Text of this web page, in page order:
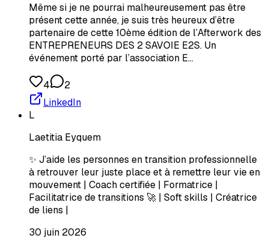
Même si je ne pourrai malheureusement pas être
présent cette année, je suis très heureux d’être
partenaire de cette 10ème édition de l’Afterwork des
ENTREPRENEURS DES 2 SAVOIE E2S. Un
événement porté par l’association E…
4
2
LinkedIn
L
Laetitia Eyquem
✨ J’aide les personnes en transition professionnelle
à retrouver leur juste place et à remettre leur vie en
mouvement | Coach certifiée | Formatrice |
Facilitatrice de transitions 🚀 | Soft skills | Créatrice
de liens |
30 juin 2026